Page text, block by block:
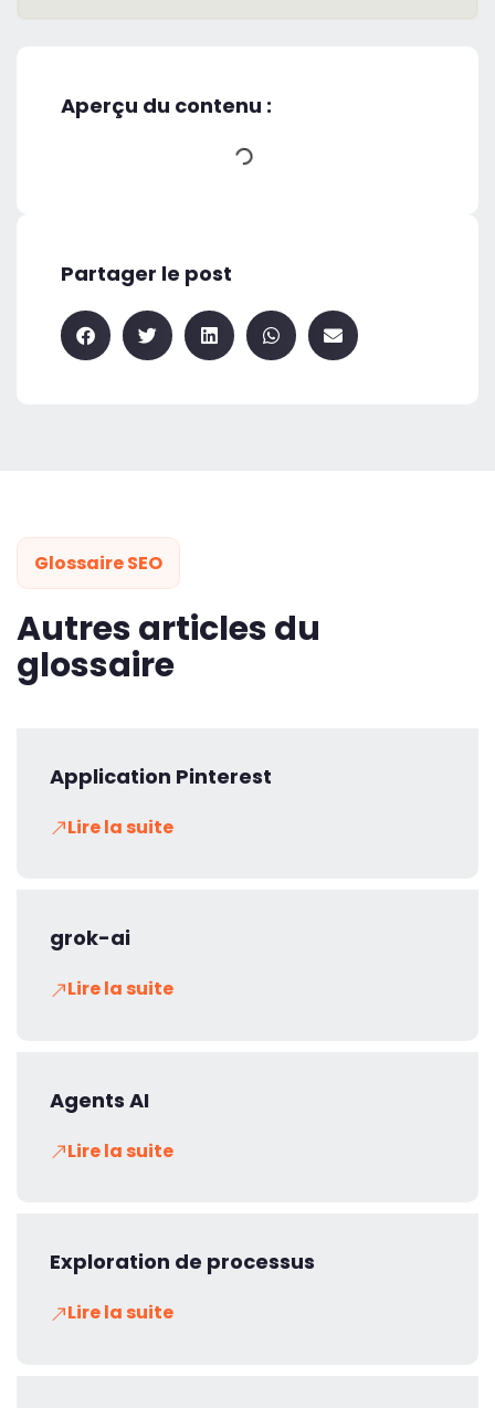
Aperçu du contenu :
Partager le post
Glossaire SEO
Autres articles du
glossaire
Application Pinterest
Lire la suite
grok-ai
Lire la suite
Agents AI
Lire la suite
Exploration de processus
Lire la suite